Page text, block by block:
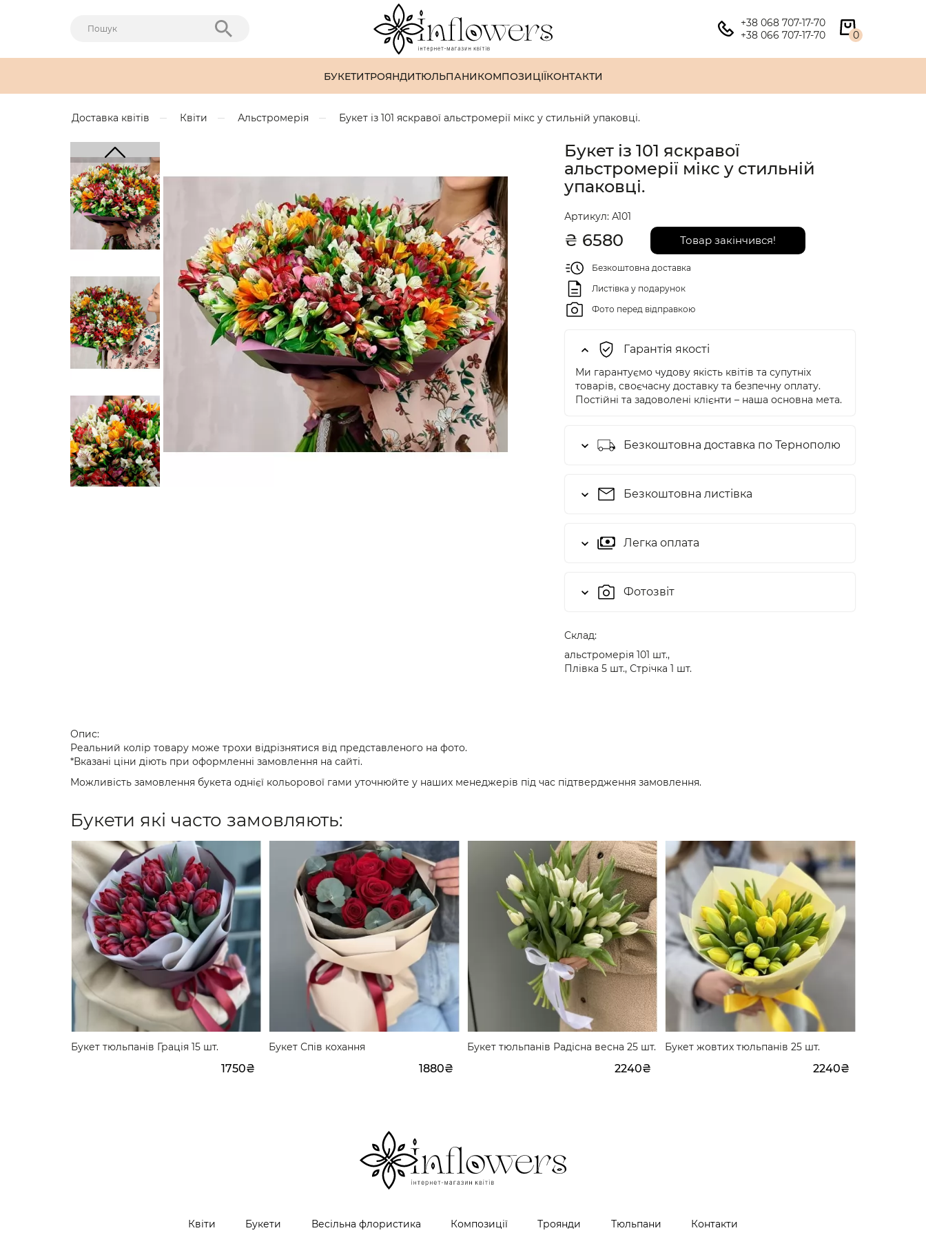
+38 068 707-17-70
+38 066 707-17-70
0
БУКЕТИТРОЯНДИТЮЛЬПАНИКОМПОЗИЦІЇКОНТАКТИ
Доставка квітів Квіти Альстромерія Букет із 101 яскравої альстромерії мікс у стильній упаковці.
Букет із 101 яскравої
альстромерії мікс у стильній
упаковці.
Артикул: А101
₴ 6580 Товар закінчився!
Безкоштовна доставка
Листівка у подарунок
Фото перед відправкою
Гарантія якості
Ми гарантуємо чудову якість квітів та супутніх
товарів, своєчасну доставку та безпечну оплату.
Постійні та задоволені клієнти – наша основна мета.
Безкоштовна доставка по Тернополю
Безкоштовна листівка
Легка оплата
Фотозвіт
Cклад:
альстромерія 101 шт.,
Плівка 5 шт., Стрічка 1 шт.
Опис:
Реальний колір товару може трохи відрізнятися від представленого на фото.
*Вказані ціни діють при оформленні замовлення на сайті.
Можливість замовлення букета однієї кольорової гами уточнюйте у наших менеджерів під час підтвердження замовлення.
Букети які часто замовляють:
Букет тюльпанів Грація 15 шт.
1750₴
Букет Спів кохання
1880₴
Букет тюльпанів Радісна весна 25 шт.
2240₴
Букет жовтих тюльпанів 25 шт.
2240₴
Квіти Букети Весільна флористика Композиції Троянди Тюльпани Контакти